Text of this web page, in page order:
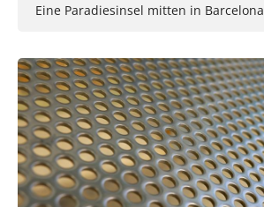
Eine Paradiesinsel mitten in Barcelona